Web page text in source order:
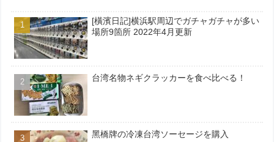
[橫濱日記]横浜駅周辺でガチャガチャが多い
場所9箇所 2022年4月更新
台湾名物ネギクラッカーを食べ比べる！
黑橋牌の冷凍台湾ソーセージを購入